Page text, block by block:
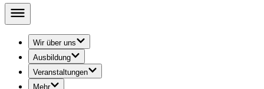
Wir über uns
› Leitung
› Unser Training
› Abschied
› Geschichte
Ausbildung
› Rettungsschwimmen
› Schwimmunterricht
Veranstaltungen
› 24-h-Schwimmen
Mehr